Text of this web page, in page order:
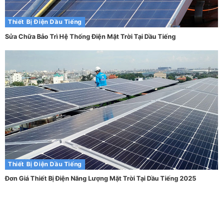
Thiết Bị Điện Dầu Tiếng
Sửa Chữa Bảo Trì Hệ Thống Điện Mặt Trời Tại Dầu Tiếng
Thiết Bị Điện Dầu Tiếng
Đơn Giá Thiết Bị Điện Năng Lượng Mặt Trời Tại Dầu Tiếng 2025